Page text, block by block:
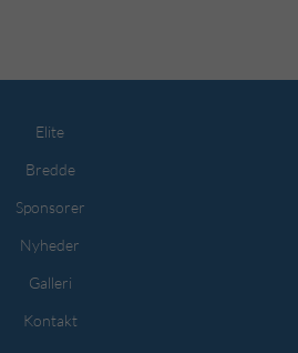
Elite
Bredde
Sponsorer
Nyheder
Galleri
Kontakt